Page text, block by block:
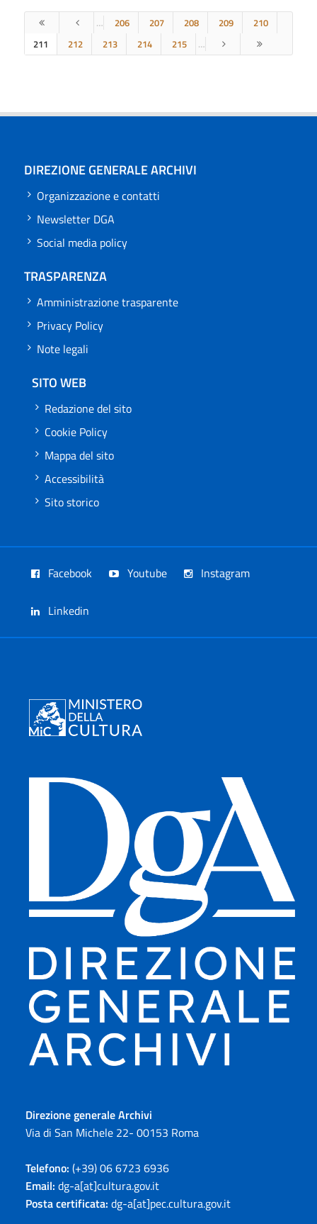
… 206 207 208 209
210
211
212 213 214 215 …
DIREZIONE GENERALE ARCHIVI
Organizzazione e contatti
Newsletter DGA
Social media policy
TRASPARENZA
Amministrazione trasparente
Privacy Policy
Note legali
SITO WEB
Redazione del sito
Cookie Policy
Mappa del sito
Accessibilità
Sito storico
Facebook Youtube Instagram
Linkedin
Direzione generale Archivi
Via di San Michele 22- 00153 Roma
Telefono: (+39) 06 6723 6936
Email: dg-a[at]cultura.gov.it
Posta certificata: dg-a[at]pec.cultura.gov.it